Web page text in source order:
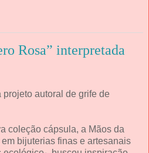
Rosa” interpretada
autoral de grife de
coleção cápsula, a Mãos da
bijuterias finas e artesanais